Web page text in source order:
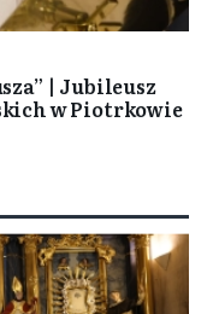
| Jubileusz
w Piotrkowie